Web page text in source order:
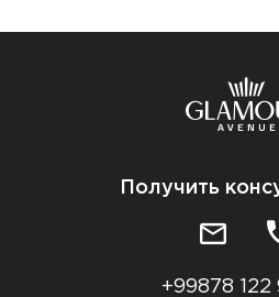
Получить
+99878 122